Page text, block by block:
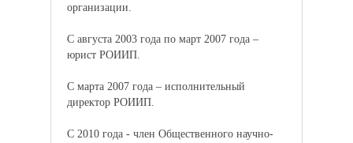
организации.
С августа 2003 года по март 2007 года –
юрист РОИИП.
С марта 2007 года – исполнительный
директор РОИИП.
С 2010 года - член Общественного научно-